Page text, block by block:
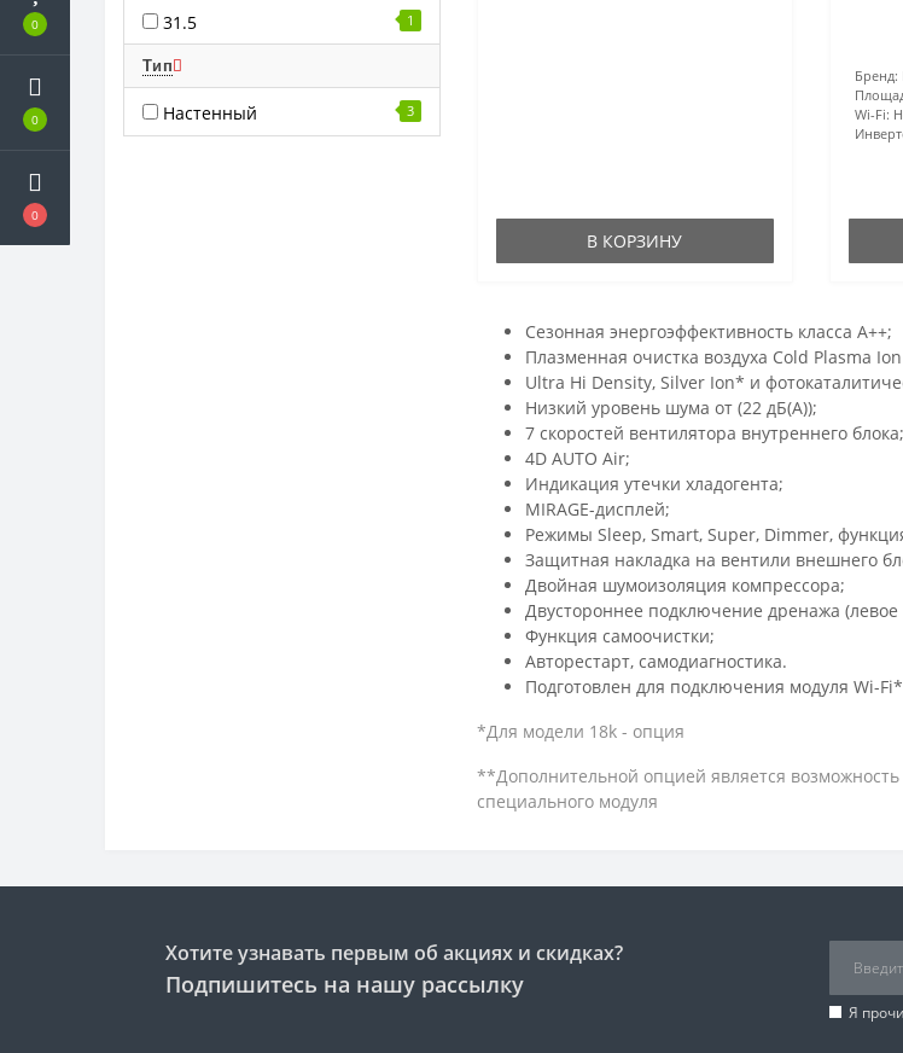
0
0
0
31.5 1
Тип
Настенный 3
В КОРЗИНУ
Бренд:
Wi-Fi:
Сезонная энергоэффективность класса А++;
Плазменная очистка воздуха Cold Plasma
Ultra Hi Density, Silver Ion* и
Низкий уровень шума от (22 дБ(А));
7 скоростей вентилятора внутреннего блока;
4D AUTO Air;
Индикация утечки хладогента;
MIRAGE-дисплей;
Режимы Sleep, Smart, Super, Dimmer,
Защитная накладка на вентили внешнего
Двойная шумоизоляция компрессора;
Двустороннее подключение дренажа
Функция самоочистки;
Авторестарт, самодиагностика.
Подготовлен для подключения модуля Wi-
*Для модели 18k - опция
**Дополнительной опцией является
специального модуля
Хотите узнавать первым об акциях и скидках?
Подпишитесь на нашу рассылку
Я